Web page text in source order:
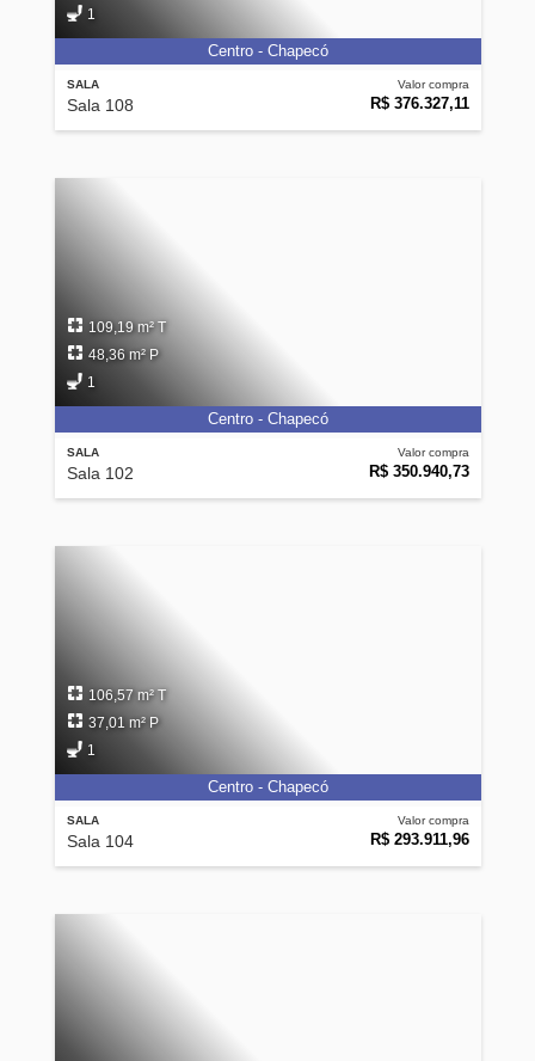
SALA
Sala 108
Valor compra
R$ 376.327,11
1
Centro - Chapecó
SALA
Sala 102
Valor compra
R$ 350.940,73
109,19 m² T
48,36 m² P
1
Centro - Chapecó
SALA
Sala 104
Valor compra
R$ 293.911,96
106,57 m² T
37,01 m² P
1
Centro - Chapecó